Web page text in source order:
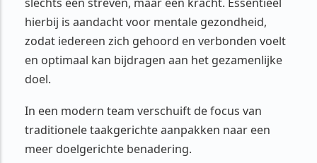
hierbij is aandacht voor mentale gezondheid,
zodat iedereen zich gehoord en verbonden voelt
en optimaal kan bijdragen aan het gezamenlijke
doel.
In een modern team verschuift de focus van
traditionele taakgerichte aanpakken naar een
meer doelgerichte benadering.